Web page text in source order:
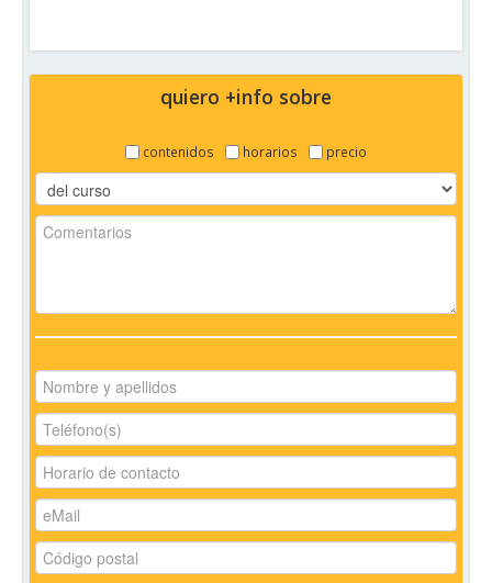
quiero +info sobre
contenidos horarios precio